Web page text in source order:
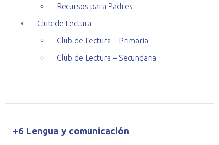
Recursos para Padres
Club de Lectura
Club de Lectura – Primaria
Club de Lectura – Secundaria
+6 Lengua y comunicación